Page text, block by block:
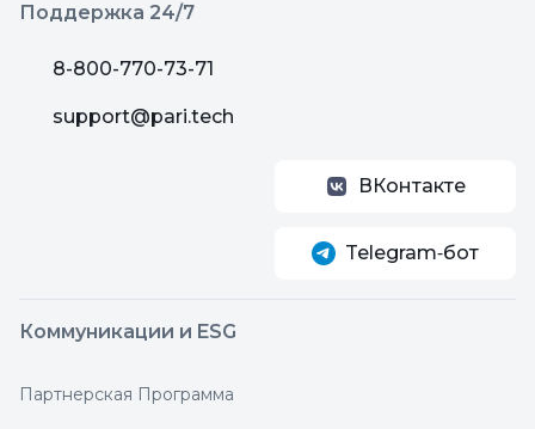
Поддержка 24/7
8-800-770-73-71
support@pari.tech
ВКонтакте
Telegram‑бот
Коммуникации и ESG
Партнерская Программа